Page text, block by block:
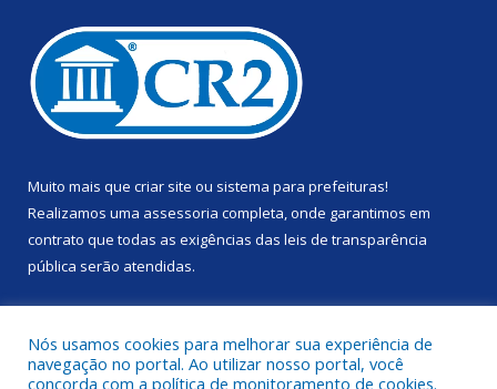
Muito mais que criar site ou sistema para prefeituras!
Realizamos uma assessoria completa, onde garantimos em
contrato que todas as exigências das leis de transparência
pública serão atendidas.
Nós usamos cookies para melhorar sua experiência de
navegação no portal. Ao utilizar nosso portal, você
concorda com a política de monitoramento de cookies.